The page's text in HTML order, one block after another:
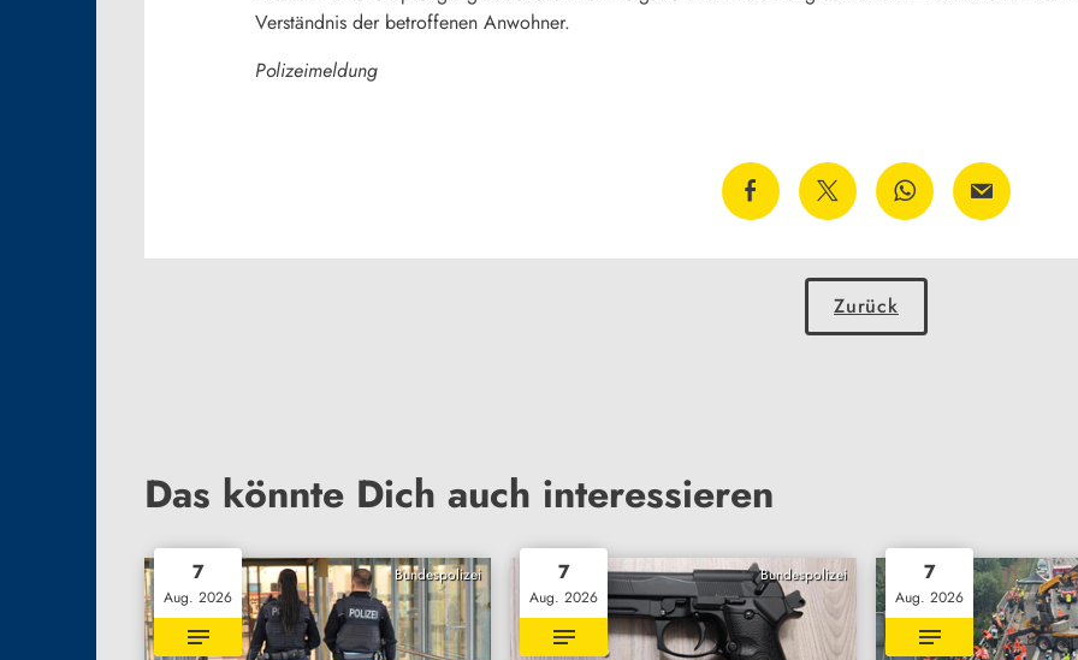
Verständnis der betroffenen Anwohner.
Polizeimeldung
Zurück
Das könnte Dich auch interessieren
Bundespolizei
7
Aug. 2026
Bundespolizei
7
Aug. 2026
7
Aug. 2026